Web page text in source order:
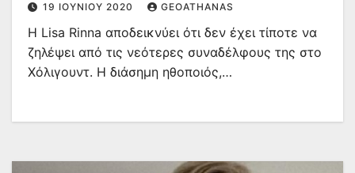
19 ΙΟΥΝΊΟΥ 2020 GEOATHANAS
Η Lisa Rinna αποδεικνύει ότι δεν έχει τίποτε να
ζηλέψει από τις νεότερες συναδέλφους της στο
Χόλιγουντ. Η διάσημη ηθοποιός,…